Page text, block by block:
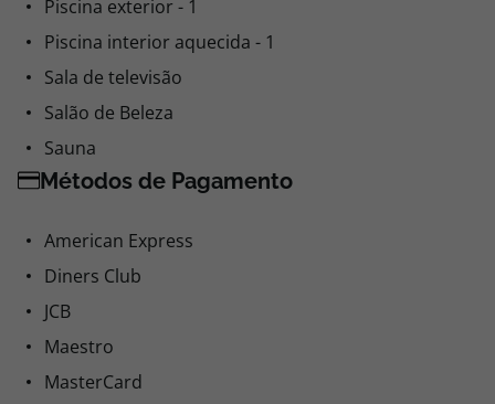
Ofertas de Spa
Piscina exterior - 1
Piscina interior aquecida - 1
Sala de televisão
Salão de Beleza
Sauna
Métodos de Pagamento
American Express
Diners Club
JCB
Maestro